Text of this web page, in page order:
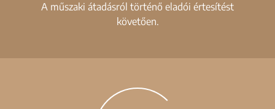
A műszaki átadásról történő eladói értesítést
követően.